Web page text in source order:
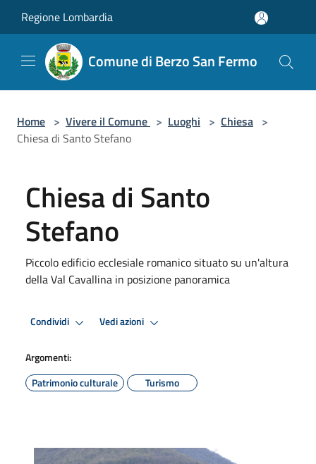
Regione Lombardia
Comune di Berzo San Fermo
Home > Vivere il Comune > Luoghi > Chiesa >
Chiesa di Santo Stefano
Chiesa di Santo
Stefano
Piccolo edificio ecclesiale romanico situato su un'altura
della Val Cavallina in posizione panoramica
Condividi Vedi azioni
Argomenti:
Patrimonio culturale
Turismo